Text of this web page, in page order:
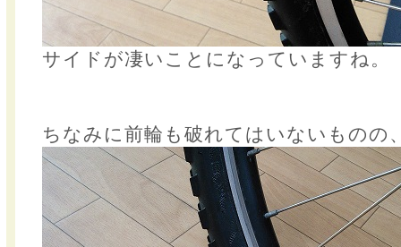
サイドが凄いことになっていますね。
ちなみに前輪も破れてはいないものの